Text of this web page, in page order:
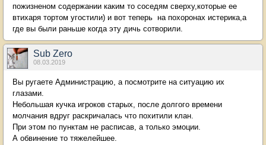
пожизненом содержании каким то соседям сверху,которые ее
втихаря тортом угостили) и вот теперь на похоронах истерика,а
где вы были раньше когда эту дичь сотворили.
Sub Zero
08.03.2019
Вы ругаете Администрацию, а посмотрите на ситуацию их
глазами.
Небольшая кучка игроков старых, после долгого времени
молчания вдруг раскричалась что похитили клан.
При этом по пунктам не расписав, а только эмоции.
А обвинение то тяжелейшее.